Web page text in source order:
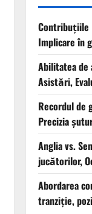
Contribuțiile
Implicare în
Abilitatea de
Asistări,
Recordul de
Precizia
Anglia vs.
jucătorilor,
Abordarea
tranziție,